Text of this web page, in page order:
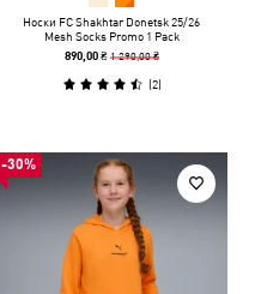
Носки FC Shakhtar Donetsk 25/26
Mesh Socks Promo 1 Pack
890,00 ₴ 1 290,00 ₴
(2)
-30%